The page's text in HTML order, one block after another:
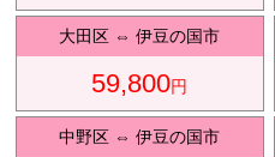
大田区 ⇔伊豆の国市
59,800円
中野区 ⇔伊豆の国市